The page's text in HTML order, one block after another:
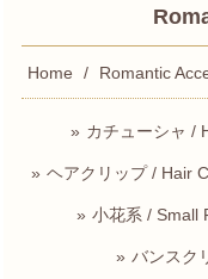
Home Romantic
カチューシャ /
ヘアクリップ / Hair
小花系 / Small
バンスク